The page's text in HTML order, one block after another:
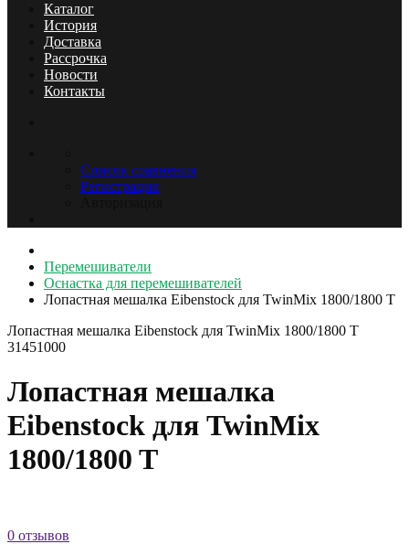
Каталог
История
Доставка
Рассрочка
Новости
Контакты
Список сравнения
Регистрация
Перемешиватели
Оснастка для перемешивателей
Лопастная мешалка Eibenstock для TwinMix 1800/1800 T
Лопастная мешалка Eibenstock для TwinMix 1800/1800 T
31451000
Лопастная мешалка
Eibenstock для TwinMix
1800/1800 T
0 отзывов